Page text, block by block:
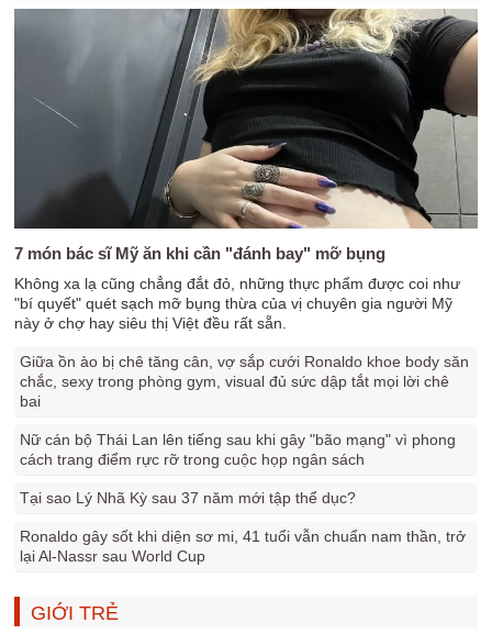
7 món bác sĩ Mỹ ăn khi cần "đánh bay" mỡ bụng
Không xa lạ cũng chẳng đắt đỏ, những thực phẩm được coi như
"bí quyết" quét sạch mỡ bụng thừa của vị chuyên gia người Mỹ
này ở chợ hay siêu thị Việt đều rất sẵn.
Giữa ồn ào bị chê tăng cân, vợ sắp cưới Ronaldo khoe body săn
chắc, sexy trong phòng gym, visual đủ sức dập tắt mọi lời chê
bai
Nữ cán bộ Thái Lan lên tiếng sau khi gây "bão mạng" vì phong
cách trang điểm rực rỡ trong cuộc họp ngân sách
Tại sao Lý Nhã Kỳ sau 37 năm mới tập thể dục?
Ronaldo gây sốt khi diện sơ mi, 41 tuổi vẫn chuẩn nam thần, trở
lại Al-Nassr sau World Cup
GIỚI TRẺ